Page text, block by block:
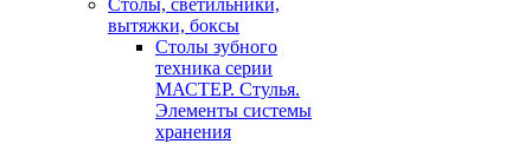
Cтолы, светильники,
вытяжки, боксы
Столы зубного
техника серии
МАСТЕР. Стулья.
Элементы системы
хранения